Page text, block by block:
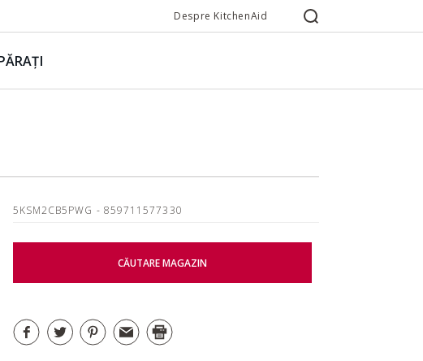
Despre KitchenAid
5KSM2CB5PWG - 859711577330
CĂUTARE MAGAZIN